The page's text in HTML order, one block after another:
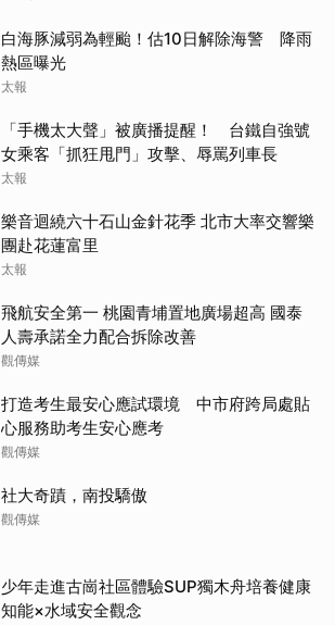
白海豚減弱為輕颱！估10日解除海警 降雨
熱區曝光
太報
「手機太大聲」被廣播提醒！ 台鐵自強號
女乘客「抓狂甩門」攻擊、辱罵列車長
太報
樂音迴繞六十石山金針花季 北市大率交響樂
團赴花蓮富里
太報
飛航安全第一 桃園青埔置地廣場超高 國泰
人壽承諾全力配合拆除改善
觀傳媒
打造考生最安心應試環境 中市府跨局處貼
心服務助考生安心應考
觀傳媒
社大奇蹟，南投驕傲
觀傳媒
少年走進古崗社區體驗SUP獨木舟培養健康
知能×水域安全觀念